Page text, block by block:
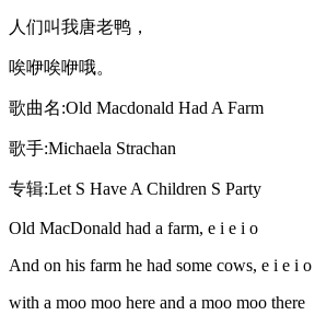
人们叫我唐老鸭，
唉咿唉咿哦。
歌曲名:Old Macdonald Had A Farm
歌手:Michaela Strachan
专辑:Let S Have A Children S Party
Old MacDonald had a farm, e i e i o
And on his farm he had some cows, e i e i o
with a moo moo here and a moo moo there